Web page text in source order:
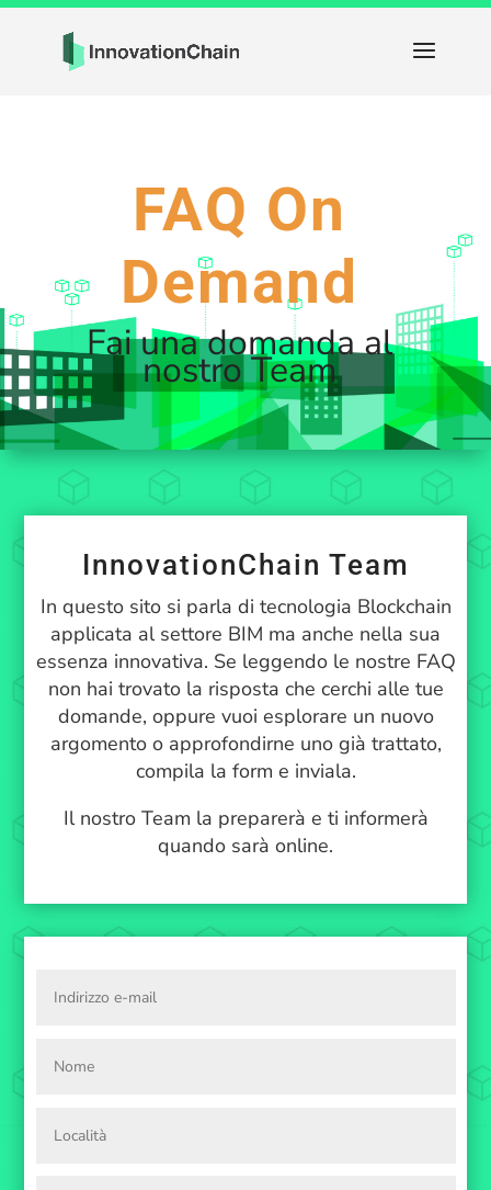
FAQ On
Demand
Fai una domanda al
nostro Team
InnovationChain Team
In questo sito si parla di tecnologia Blockchain
applicata al settore BIM ma anche nella sua
essenza innovativa. Se leggendo le nostre FAQ
non hai trovato la risposta che cerchi alle tue
domande, oppure vuoi esplorare un nuovo
argomento o approfondirne uno già trattato,
compila la form e inviala.
Il nostro Team la preparerà e ti informerà
quando sarà online.